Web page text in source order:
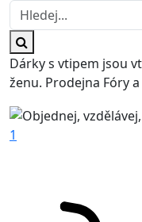
Dárky s vtipem jsou
ženu. Prodejna Fóry
1